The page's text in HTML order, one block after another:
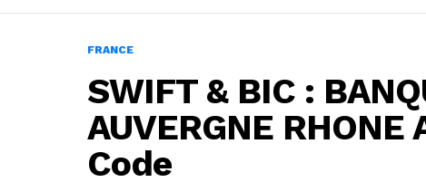
FRANCE
SWIFT & BIC :
AUVERGNE RHONE
Code